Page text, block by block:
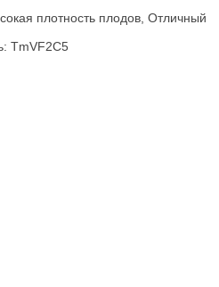
плотность плодов, Отличный
TmVF2C5